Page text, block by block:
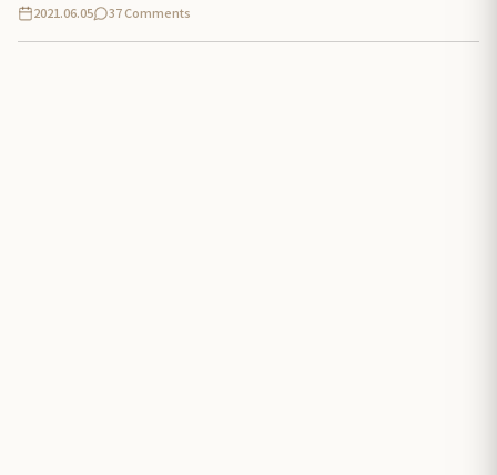
2021.06.05 37 Comments